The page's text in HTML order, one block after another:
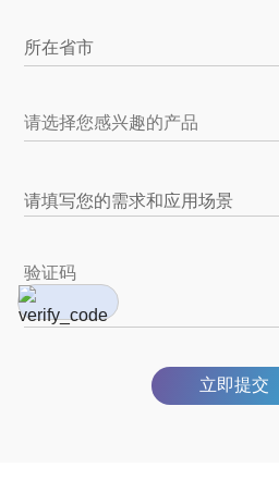
所在省市
请填写您的需求和应用场景
立即提交